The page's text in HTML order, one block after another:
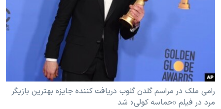
رامی ملک در مراسم گلدن گلوب دریافت کننده جایزه بهترین بازیگر
مرد در فیلم «حماسه کولی» شد